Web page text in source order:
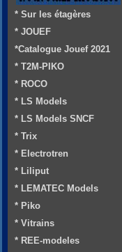
* Sur les étagères
* JOUEF
*Catalogue Jouef 2021
* T2M-PIKO
* ROCO
* LS Models
* LS Models SNCF
* Trix
* Electrotren
* Liliput
* LEMATEC Models
* Piko
* Vitrains
* REE-modeles